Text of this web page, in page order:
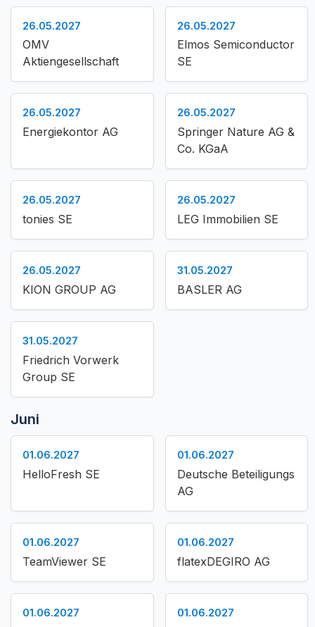
26.05.2027
OMV
Aktiengesellschaft
26.05.2027
Elmos Semiconductor
SE
26.05.2027
Energiekontor AG
26.05.2027
Springer Nature AG &
Co. KGaA
26.05.2027
tonies SE
26.05.2027
LEG Immobilien SE
26.05.2027
KION GROUP AG
31.05.2027
BASLER AG
31.05.2027
Friedrich Vorwerk
Group SE
Juni
01.06.2027
HelloFresh SE
01.06.2027
Deutsche Beteiligungs
AG
01.06.2027
TeamViewer SE
01.06.2027
flatexDEGIRO AG
01.06.2027 01.06.2027